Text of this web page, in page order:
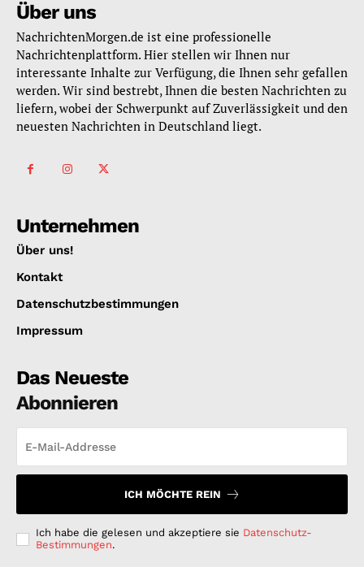
Über uns
NachrichtenMorgen.de ist eine professionelle
Nachrichtenplattform. Hier stellen wir Ihnen nur
interessante Inhalte zur Verfügung, die Ihnen sehr gefallen
werden. Wir sind bestrebt, Ihnen die besten Nachrichten zu
liefern, wobei der Schwerpunkt auf Zuverlässigkeit und den
neuesten Nachrichten in Deutschland liegt.
Unternehmen
Über uns!
Kontakt
Datenschutzbestimmungen
Impressum
Das Neueste
Abonnieren
ICH MÖCHTE REIN
Ich habe die gelesen und akzeptiere sie Datenschutz-
Bestimmungen.